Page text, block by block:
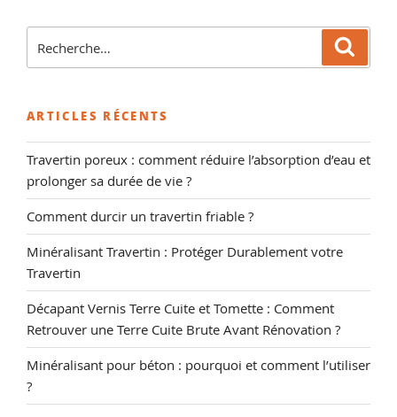
pour
ARTICLES RÉCENTS
Travertin poreux : comment réduire l’absorption d’eau et
prolonger sa durée de vie ?
Comment durcir un travertin friable ?
Minéralisant Travertin : Protéger Durablement votre
Travertin
Décapant Vernis Terre Cuite et Tomette : Comment
Retrouver une Terre Cuite Brute Avant Rénovation ?
Minéralisant pour béton : pourquoi et comment l’utiliser
?